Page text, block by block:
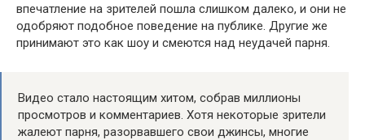
впечатление на зрителей пошла слишком далеко, и они не
одобряют подобное поведение на публике. Другие же
принимают это как шоу и смеются над неудачей парня.
Видео стало настоящим хитом, собрав миллионы
просмотров и комментариев. Хотя некоторые зрители
жалеют парня, разорвавшего свои джинсы, многие